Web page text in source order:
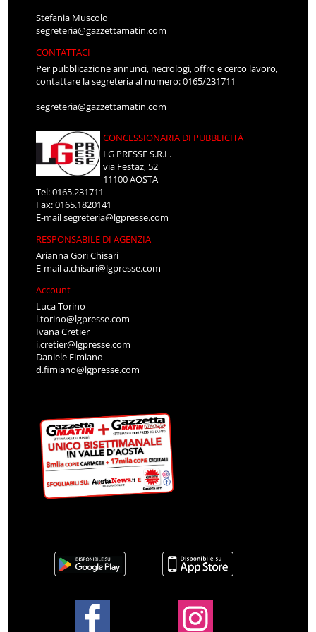
Stefania Muscolo
segreteria@gazzettamatin.com
CONTATTACI
Per pubblicazione annunci, necrologi, offro e cerco lavoro,
contattare la segreteria al numero: 0165/231711
segreteria@gazzettamatin.com
CONCESSIONARIA DI PUBBLICITÀ
LG PRESSE S.R.L.
via Festaz, 52
11100 AOSTA
Tel: 0165.231711
Fax: 0165.1820141
E-mailsegreteria@lgpresse.com
RESPONSABILE DI AGENZIA
Arianna Gori Chisari
E-maila.chisari@lgpresse.com
Account
Luca Torino
l.torino@lgpresse.com
Ivana Cretier
i.cretier@lgpresse.com
Daniele Fimiano
d.fimiano@lgpresse.com